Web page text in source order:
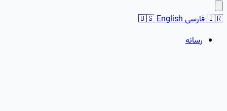
🇮🇷فارسی 🇺🇸English
رسانه